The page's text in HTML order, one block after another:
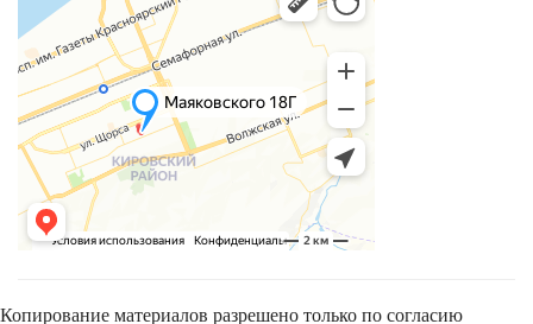
Копирование материалов разрешено только по согласию